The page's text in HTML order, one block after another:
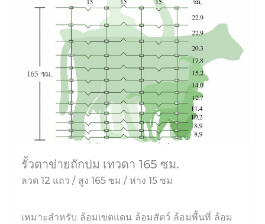
รั้วตาข่ายถักปม เทวดา 165 ซม.
ลวด 12 แถว / สูง 165 ซม / ห่าง 15 ซม
เหมาะสำหรับ ล้อมเขตแดน ล้อมสัตว์ ล้อมพื้นที่ ล้อม